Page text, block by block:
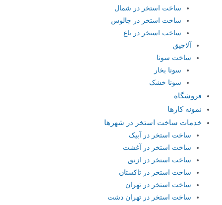
ساخت استخر در شمال
ساخت استخر در چالوس
ساخت استخر در باغ
آلاچیق
ساخت سونا
سونا بخار
سونا خشک
فروشگاه
نمونه کارها
خدمات ساخت استخر در شهرها
ساخت استخر در آبیک
ساخت استخر در آغشت
ساخت استخر در ازنق
ساخت استخر در تاکستان
ساخت استخر در تهران
ساخت استخر در تهران دشت